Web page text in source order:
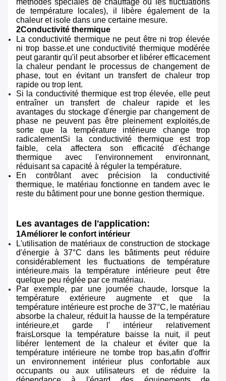
méthodes spéciales de chauffage ou les fluctuations
de température locales), il libère également de la
chaleur et isole dans une certaine mesure.
2Conductivité thermique
La conductivité thermique ne peut être ni trop élevée
ni trop basse.et une conductivité thermique modérée
peut garantir qu'il peut absorber et libérer efficacement
la chaleur pendant le processus de changement de
phase, tout en évitant un transfert de chaleur trop
rapide ou trop lent.
Si la conductivité thermique est trop élevée, elle peut
entraîner un transfert de chaleur rapide et les
avantages du stockage d'énergie par changement de
phase ne peuvent pas être pleinement exploités,de
sorte que la température intérieure change trop
radicalementSi la conductivité thermique est trop
faible, cela affectera son efficacité d'échange
thermique avec l'environnement environnant,
réduisant sa capacité à réguler la température.
En contrôlant avec précision la conductivité
thermique, le matériau fonctionne en tandem avec le
reste du bâtiment pour une bonne gestion thermique.
Les avantages de l'application:
1Améliorer le confort intérieur
L'utilisation de matériaux de construction de stockage
d'énergie à 37°C dans les bâtiments peut réduire
considérablement les fluctuations de température
intérieure.mais la température intérieure peut être
quelque peu réglée par ce matériau.
Par exemple, par une journée chaude, lorsque la
température extérieure augmente et que la
température intérieure est proche de 37°C, le matériau
absorbe la chaleur, réduit la hausse de la température
intérieure,et garde l' intérieur relativement
fraisLorsque la température baisse la nuit, il peut
libérer lentement de la chaleur et éviter que la
température intérieure ne tombe trop bas,afin d'offrir
un environnement intérieur plus confortable aux
occupants ou aux utilisateurs et de réduire la